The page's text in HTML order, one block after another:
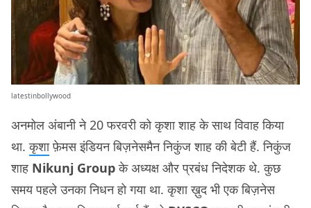
latestinbollywood
अनमोल अंबानी ने 20 फरवरी को कृशा शाह के साथ विवाह किया
था.कृशाफ़ेमस इंडियन बिज़नेसमैन निकुंज शाह की बेटी हैं. निकुंज
शाह Nikunj Groupके अध्यक्ष और प्रबंध निदेशक थे. कुछ
समय पहले उनका निधन हो गया था. कृशा ख़ुद भी एक बिज़नेस